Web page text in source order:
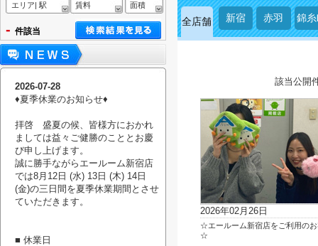
全店舗 新宿 赤羽 錦
該当公開
2026年02月26日
☆エールーム新宿店をご利用の
☆
エリア| 駅 賃料 面積
- 件該当
2026-07-28
♦︎夏季休業のお知らせ♦︎
拝啓 盛夏の候、皆様方におかれ
ましては益々ご健勝のこととお慶
び申し上げます。
誠に勝手ながらエールーム新宿店
では8月12日 (水) 13日 (木) 14日
(金)の三日間を夏季休業期間とさせ
ていただきます。
■ 休業日